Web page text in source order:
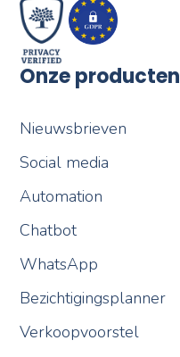
Onze producten
Nieuwsbrieven
Social media
Automation
Chatbot
WhatsApp
Bezichtigingsplanner
Verkoopvoorstel